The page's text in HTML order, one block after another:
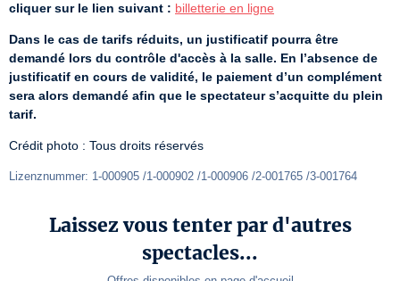
cliquer sur le lien suivant : billetterie en ligne
Dans le cas de tarifs réduits, un justificatif pourra être
demandé lors du contrôle d'accès à la salle. En l’absence de
justificatif en cours de validité, le paiement d’un complément
sera alors demandé afin que le spectateur s’acquitte du plein
tarif.
Crédit photo : Tous droits réservés
Lizenznummer: 1-000905 /1-000902 /1-000906 /2-001765 /3-001764
Laissez vous tenter par d'autres
spectacles...